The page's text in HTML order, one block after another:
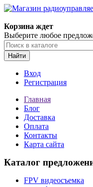
Корзина ждет
Выберите любое
Найти
Вход
Регистрация
Главная
Блог
Доставка
Оплата
Контакты
Карта сайта
Каталог
FPV видеосъемка